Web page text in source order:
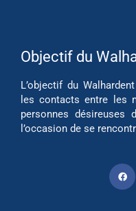
Objectif du
L’objectif du
les contacts entre les
personnes
l’occasion de se